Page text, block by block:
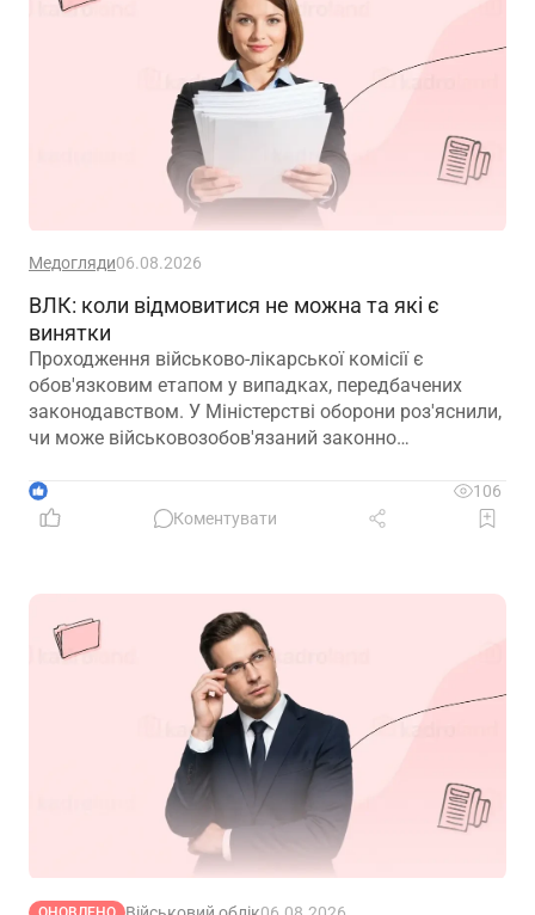
Медогляди06.08.2026
ВЛК: коли відмовитися не можна та які є
винятки
Проходження військово-лікарської комісії є
обов'язковим етапом у випадках, передбачених
законодавством. У Міністерстві оборони роз'яснили,
чи може військовозобов'язаний законно
матиме така відмова та що робити, якщо особа не
погоджується з направленням на ВЛК
1
106
Коментувати